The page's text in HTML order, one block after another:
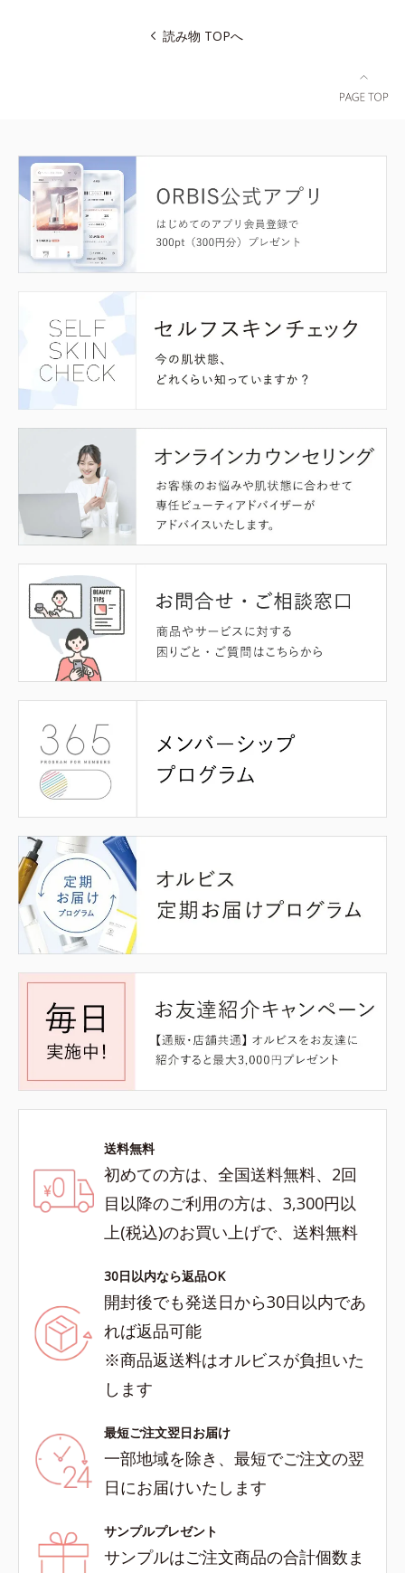
読み物 TOPへ
送料無料
初めての方は、全国送料無料、2回
目以降のご利用の方は、3,300円以
上(税込)のお買い上げで、送料無料
30日以内なら返品OK
開封後でも発送日から30日以内であ
れば返品可能
※商品返送料はオルビスが負担いた
します
最短ご注文翌日お届け
一部地域を除き、最短でご注文の翌
日にお届けいたします
サンプルプレゼント
サンプルはご注文商品の合計個数ま